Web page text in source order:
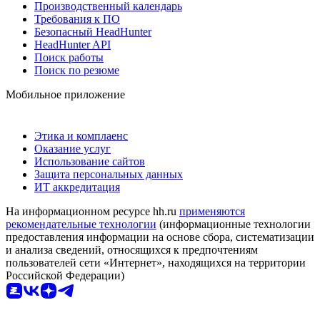
Производственный календарь
Требования к ПО
Безопасный HeadHunter
HeadHunter API
Поиск работы
Поиск по резюме
Мобильное приложение
Этика и комплаенс
Оказание услуг
Использование сайтов
Защита персональных данных
ИТ аккредитация
На информационном ресурсе hh.ru применяются
рекомендательные технологии (информационные технологии
предоставления информации на основе сбора, систематизации
и анализа сведений, относящихся к предпочтениям
пользователей сети «Интернет», находящихся на территории
Российской Федерации)